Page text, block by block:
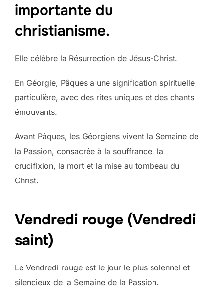
importante du
christianisme.
Elle célèbre la Résurrection de Jésus-Christ.
En Géorgie, Pâques a une signification spirituelle
particulière, avec des rites uniques et des chants
émouvants.
Avant Pâques, les Géorgiens vivent la Semaine de
la Passion, consacrée à la souffrance, la
crucifixion, la mort et la mise au tombeau du
Christ.
Vendredi rouge (Vendredi
saint)
Le Vendredi rouge est le jour le plus solennel et
silencieux de la Semaine de la Passion.